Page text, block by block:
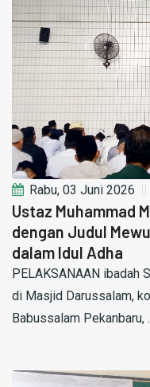
Rabu, 03 Juni 2026
Ustaz Muhammad
dengan Judul
dalam Idul Adha
PELAKSANAAN ibadah
di Masjid Darussalam,
Babussalam Pekanbaru, .